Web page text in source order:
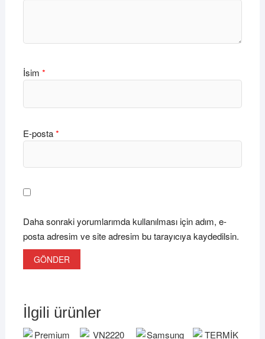
İsim *
E-posta*
Daha sonraki yorumlarımda kullanılması için adım, e-
posta adresim ve site adresim bu tarayıcıya kaydedilsin.
İlgili ürünler